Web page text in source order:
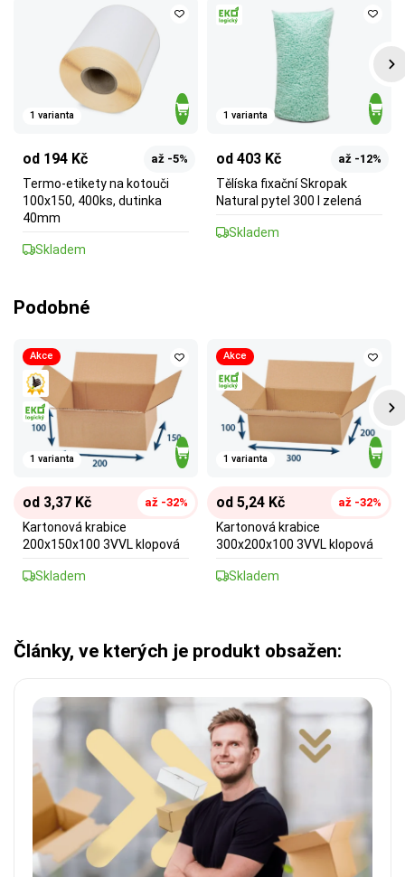
1 varianta
od 194 Kč až -5%
Termo-etikety na kotouči
100x150, 400ks, dutinka
40mm
Skladem
1 varianta
od 403 Kč až -12%
Tělíska fixační Skropak
Natural pytel 300 l zelená
Skladem
Podobné
Akce
1 varianta
od 3,37 Kč až -32%
Kartonová krabice
200x150x100 3VVL klopová
Skladem
Akce
1 varianta
od 5,24 Kč až -32%
Kartonová krabice
300x200x100 3VVL klopová
Skladem
Články, ve kterých je produkt obsažen: